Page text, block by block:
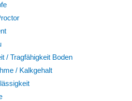
/ Tragfähigkeit Boden
/ Kalkgehalt